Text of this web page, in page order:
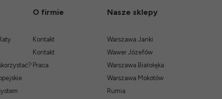
O firmie
Kontakt
Kontakt
Praca
Nasze sklepy
Warszawa Janki
Wawer Józefów
Warszawa Białołęka
Warszawa Mokotów
Rumia